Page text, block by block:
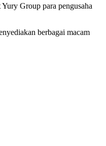
Group para pengusaha
berbagai macam